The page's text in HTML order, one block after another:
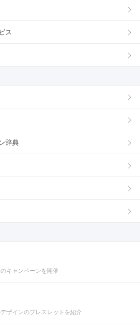
ス
辞典
キャンペーンを開催
ザインのブレスレットを紹介